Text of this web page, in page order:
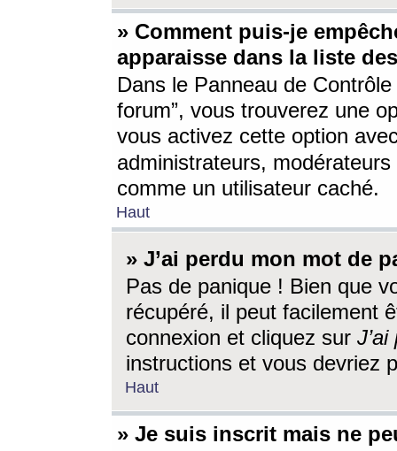
» Comment puis-je
apparaisse dans la liste
Dans le Panneau de
forum”, vous trouverez une
vous activez cette option
administrateurs,
comme un utilisateur caché.
Haut
» J’ai perdu mon mot de
Pas de panique ! Bien que
récupéré, il peut facilement
connexion et cliquez sur
instructions et vous devriez
Haut
» Je suis inscrit mais ne